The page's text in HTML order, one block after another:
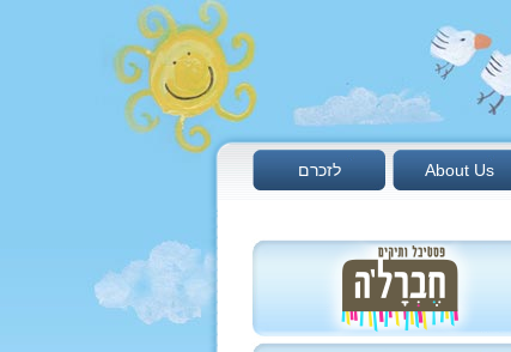
לזכרם About Us